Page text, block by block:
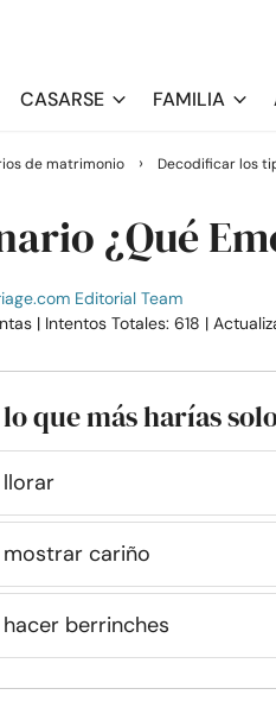
CASARSE FAMILIA
de matrimonio › Decodificar los
¿Qué
Editorial Team
| Intentos Totales: 618 |
lo que más harías
cariño
berrinches